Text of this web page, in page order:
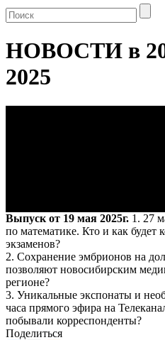
НОВОСТИ в
2025
Выпуск от 19 мая 2025г. 1. 27
по математике. Кто и как будет
экзаменов?
2. Сохранение эмбрионов на
позволяют новосибирским
регионе?
3. Уникальные экспонаты и
часа прямого эфира на
побывали корреспонденты?
Поделиться